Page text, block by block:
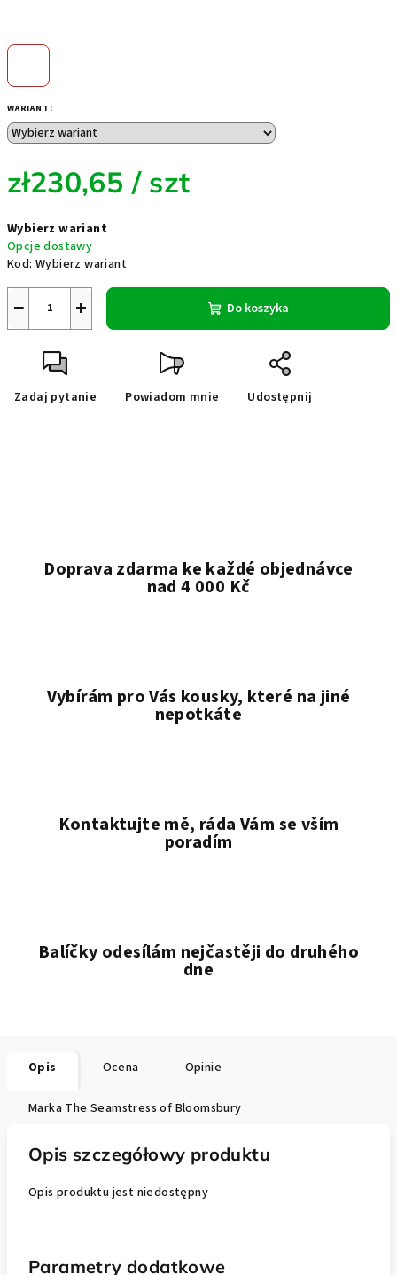
WARIANT:
zł230,65 / szt
jednostkowa:
Wybierz wariant
Opcje dostawy
Kod: Wybierz wariant
+
− Do koszyka
Zadaj pytanie Powiadom mnie Udostępnij
Doprava zdarma ke každé objednávce
nad 4 000 Kč
Vybírám pro Vás kousky, které na jiné
nepotkáte
Kontaktujte mě, ráda Vám se vším
poradím
Balíčky odesílám nejčastěji do druhého
dne
Opis Ocena Opinie
Marka The Seamstress of Bloomsbury
Opis szczegółowy produktu
Opis produktu jest niedostępny
Parametry dodatkowe